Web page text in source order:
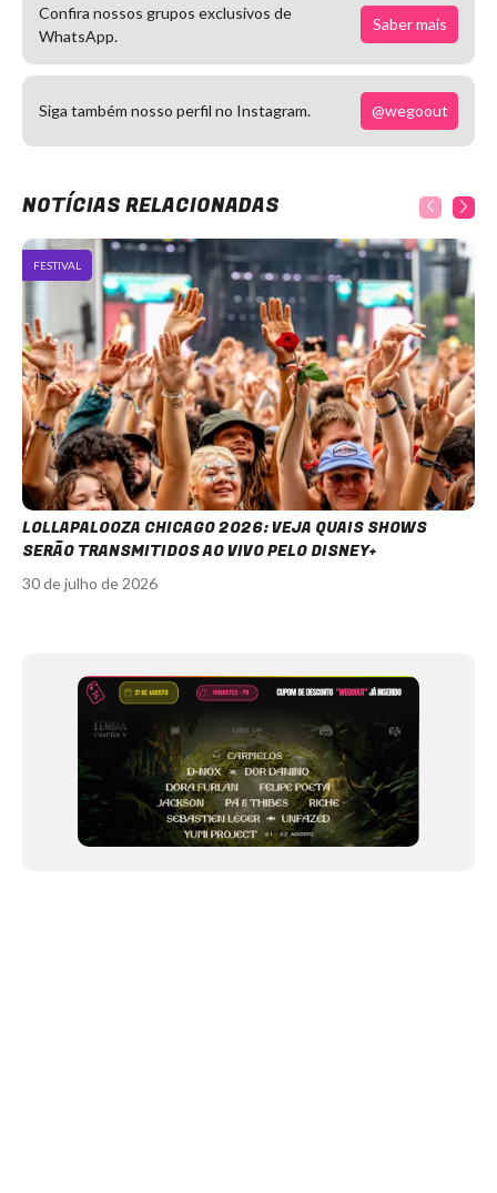
Confira nossos grupos exclusivos de
WhatsApp.
Saber mais
Siga também nosso perfil no Instagram. @wegoout
NOTÍCIAS RELACIONADAS
FESTIVAL
LOLLAPALOOZA CHICAGO 2026: VEJA QUAIS SHOWS
SERÃO TRANSMITIDOS AO VIVO PELO DISNEY+
30 de julho de 2026